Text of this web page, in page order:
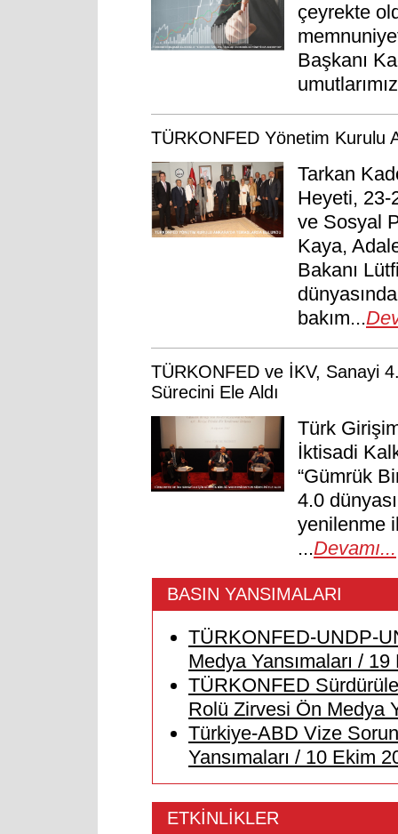
çeyrekte
Başkanı
TÜRKONFED Yönetim Kurulu
Tarkan
Heyeti, 23-
ve Sosyal
Kaya,
Bakanı
bakım...
TÜRKONFED ve İKV, Sanayi
Sürecini Ele Aldı
Türk
İktisadi
“Gümrük
4.0
yenilenme
...Devamı...
BASIN YANSIMALARI
TÜRKONFED-UNDP-
Medya Yansımaları /
TÜRKONFED
Rolü Zirvesi Ön Medya
Türkiye-ABD Vize
Yansımaları / 10 Ekim
ETKİNLİKLER